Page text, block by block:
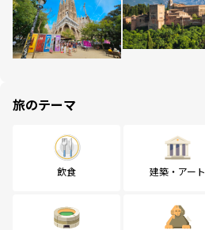
旅のテーマ
飲食 建築・アート